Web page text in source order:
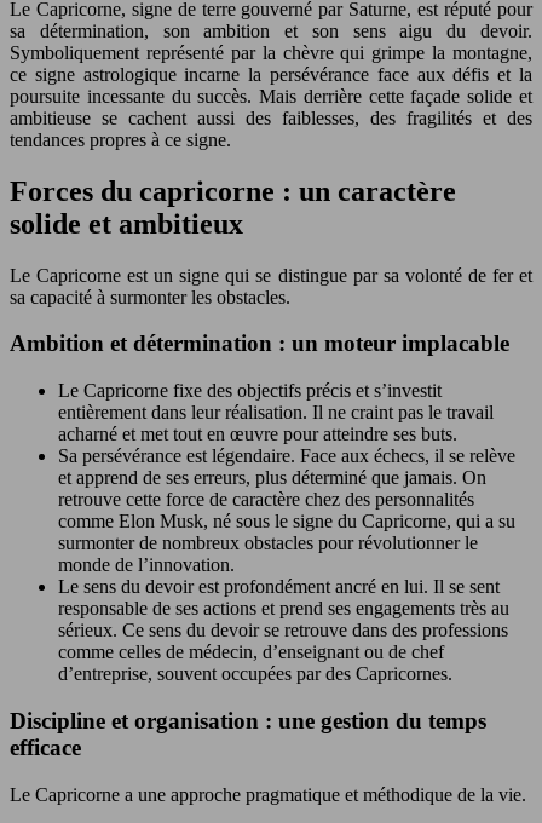
Le Capricorne, signe de terre gouverné par Saturne, est réputé pour
sa détermination, son ambition et son sens aigu du devoir.
Symboliquement représenté par la chèvre qui grimpe la montagne,
ce signe astrologique incarne la persévérance face aux défis et la
poursuite incessante du succès. Mais derrière cette façade solide et
ambitieuse se cachent aussi des faiblesses, des fragilités et des
tendances propres à ce signe.
Forces du capricorne : un caractère
solide et ambitieux
Le Capricorne est un signe qui se distingue par sa volonté de fer et
sa capacité à surmonter les obstacles.
Ambition et détermination : un moteur implacable
Le Capricorne fixe des objectifs précis et s’investit
entièrement dans leur réalisation. Il ne craint pas le travail
acharné et met tout en œuvre pour atteindre ses buts.
Sa persévérance est légendaire. Face aux échecs, il se relève
et apprend de ses erreurs, plus déterminé que jamais. On
retrouve cette force de caractère chez des personnalités
comme Elon Musk, né sous le signe du Capricorne, qui a su
surmonter de nombreux obstacles pour révolutionner le
monde de l’innovation.
Le sens du devoir est profondément ancré en lui. Il se sent
responsable de ses actions et prend ses engagements très au
sérieux. Ce sens du devoir se retrouve dans des professions
comme celles de médecin, d’enseignant ou de chef
d’entreprise, souvent occupées par des Capricornes.
Discipline et organisation : une gestion du temps
efficace
Le Capricorne a une approche pragmatique et méthodique de la vie.